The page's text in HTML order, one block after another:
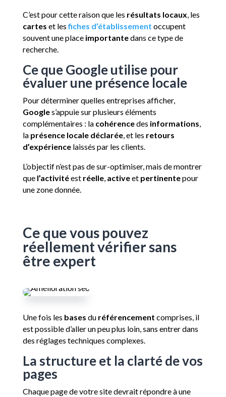
C’est pour cette raison que les résultats locaux, les
cartes et lesfiches d’établissement occupent
souvent une place importantedans ce type de
recherche.
Ce que Google utilise pour
évaluer une présence locale
Pour déterminer quelles entreprises afficher,
Googles’appuie sur plusieurs éléments
complémentaires : la cohérencedes informations,
la présence locale déclarée, et les retours
d’expériencelaissés par les clients.
L’objectif n’est pas de sur-optimiser, mais de montrer
que l’activitéest réelle, activeet pertinentepour
une zone donnée.
Ce que vous pouvez
réellement vérifier sans
être expert
Une fois les bases du référencement comprises, il
est possible d’aller un peu plus loin, sans entrer dans
des réglages techniques complexes.
La structure et la clarté de vos
pages
Chaque page de votre site devrait répondre à une